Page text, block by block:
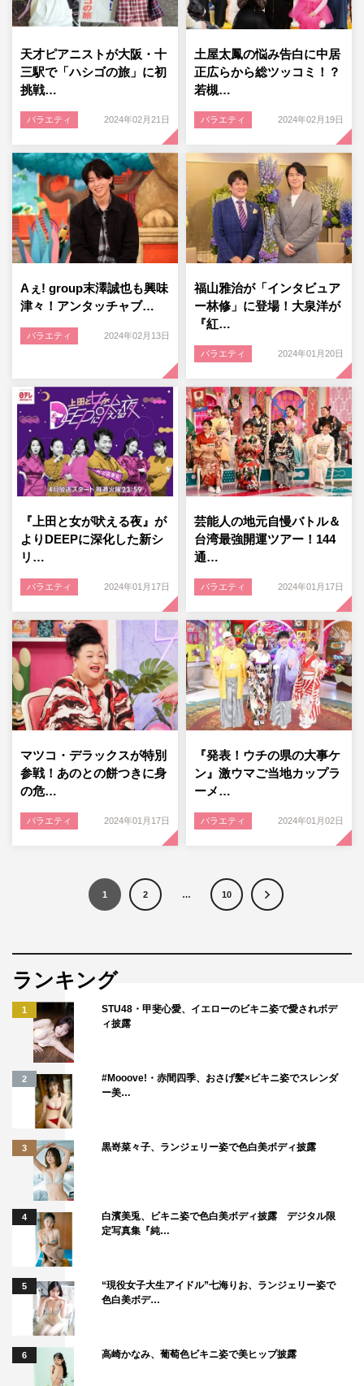
天才ピアニストが大阪・十
三駅で「ハシゴの旅」に初
挑戦…
バラエティ 2024年02月21日
土屋太鳳の悩み告白に中居
正広らから総ツッコミ！？
若槻…
バラエティ 2024年02月19日
Aぇ! group末澤誠也も興味
津々！アンタッチャブ…
バラエティ 2024年02月13日
福山雅治が「インタビュア
ー林修」に登場！大泉洋が
『紅…
バラエティ 2024年01月20日
『上田と女が吠える夜』が
よりDEEPに深化した新シ
リ…
バラエティ 2024年01月17日
芸能人の地元自慢バトル＆
台湾最強開運ツアー！144
通…
バラエティ 2024年01月17日
マツコ・デラックスが特別
参戦！あのとの餅つきに身
の危…
バラエティ 2024年01月17日
『発表！ウチの県の大事ケ
ン』激ウマご当地カップラ
ーメ…
バラエティ 2024年01月02日
1 2 … 10
ランキング
1
STU48・甲斐心愛、イエローのビキニ姿で愛されボデ
ィ披露
2
#Mooove!・赤間四季、おさげ髪×ビキニ姿でスレンダ
ー美…
3 黒嵜菜々子、ランジェリー姿で色白美ボディ披露
4
白濱美兎、ビキニ姿で色白美ボディ披露 デジタル限
定写真集『純…
5
“現役女子大生アイドル”七海りお、ランジェリー姿で
色白美ボデ…
6 高崎かなみ、葡萄色ビキニ姿で美ヒップ披露